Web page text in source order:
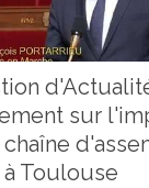
sur
à Toulouse